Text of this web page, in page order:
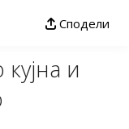
Сподели
и